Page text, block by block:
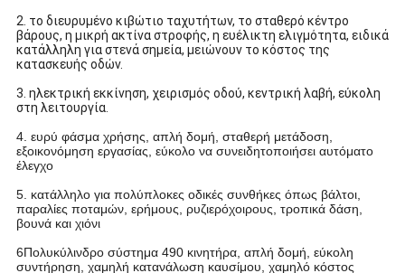
2. το διευρυμένο κιβώτιο ταχυτήτων, το σταθερό κέντρο
βάρους, η μικρή ακτίνα στροφής, η ευέλικτη ελιγμότητα, ειδικά
κατάλληλη για στενά σημεία, μειώνουν το κόστος της
κατασκευής οδών.
3. ηλεκτρική εκκίνηση, χειρισμός οδού, κεντρική λαβή, εύκολη
στη λειτουργία.
4. ευρύ φάσμα χρήσης, απλή δομή, σταθερή μετάδοση,
εξοικονόμηση εργασίας, εύκολο να συνειδητοποιήσει αυτόματο
έλεγχο
5. κατάλληλο για πολύπλοκες οδικές συνθήκες όπως βάλτοι,
παραλίες ποταμών, ερήμους, ρυζιερόχοιρους, τροπικά δάση,
βουνά και χιόνι
6Πολυκύλινδρο σύστημα 490 κινητήρα, απλή δομή, εύκολη
συντήρηση, χαμηλή κατανάλωση καυσίμου, χαμηλό κόστος